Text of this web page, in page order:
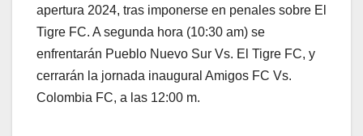
apertura 2024, tras imponerse en penales sobre El
Tigre FC. A segunda hora (10:30 am) se
enfrentarán Pueblo Nuevo Sur Vs. El Tigre FC, y
cerrarán la jornada inaugural Amigos FC Vs.
Colombia FC, a las 12:00 m.